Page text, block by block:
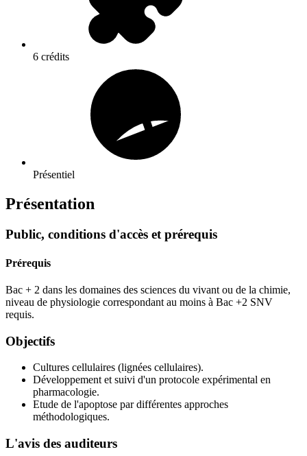
6 crédits
Présentiel
Présentation
Public, conditions d'accès et prérequis
Prérequis
Bac + 2 dans les domaines des sciences du vivant ou de la chimie,
niveau de physiologie correspondant au moins à Bac +2 SNV
requis.
Objectifs
Cultures cellulaires (lignées cellulaires).
Développement et suivi d'un protocole expérimental en
pharmacologie.
Etude de l'apoptose par différentes approches
méthodologiques.
L'avis des auditeurs